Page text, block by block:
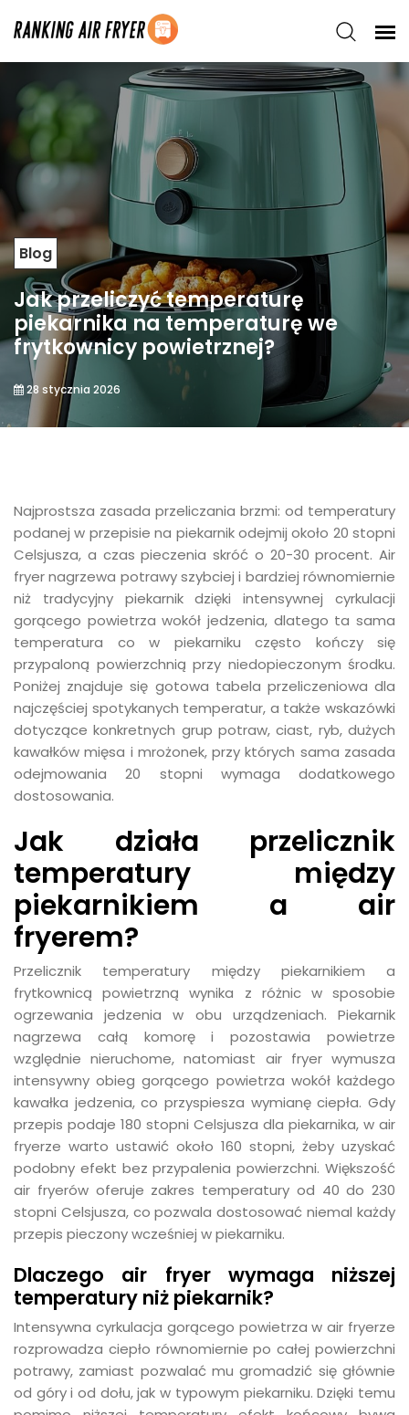
Blog
Jak przeliczyć temperaturę
piekarnika na temperaturę we
frytkownicy powietrznej?
28 stycznia 2026
Najprostsza zasada przeliczania brzmi: od temperatury
podanej w przepisie na piekarnik odejmij około 20 stopni
Celsjusza, a czas pieczenia skróć o 20-30 procent. Air
fryer nagrzewa potrawy szybciej i bardziej równomiernie
niż tradycyjny piekarnik dzięki intensywnej cyrkulacji
gorącego powietrza wokół jedzenia, dlatego ta sama
temperatura co w piekarniku często kończy się
przypaloną powierzchnią przy niedopieczonym środku.
Poniżej znajduje się gotowa tabela przeliczeniowa dla
najczęściej spotykanych temperatur, a także wskazówki
dotyczące konkretnych grup potraw, ciast, ryb, dużych
kawałków mięsa i mrożonek, przy których sama zasada
odejmowania 20 stopni wymaga dodatkowego
dostosowania.
Jak działa przelicznik
temperatury między
piekarnikiem a air
fryerem?
Przelicznik temperatury między piekarnikiem a
frytkownicą powietrzną wynika z różnic w sposobie
ogrzewania jedzenia w obu urządzeniach. Piekarnik
nagrzewa całą komorę i pozostawia powietrze
względnie nieruchome, natomiast air fryer wymusza
intensywny obieg gorącego powietrza wokół każdego
kawałka jedzenia, co przyspiesza wymianę ciepła. Gdy
przepis podaje 180 stopni Celsjusza dla piekarnika, w air
fryerze warto ustawić około 160 stopni, żeby uzyskać
podobny efekt bez przypalenia powierzchni. Większość
air fryerów oferuje zakres temperatury od 40 do 230
stopni Celsjusza, co pozwala dostosować niemal każdy
przepis pieczony wcześniej w piekarniku.
Dlaczego air fryer wymaga niższej
temperatury niż piekarnik?
Intensywna cyrkulacja gorącego powietrza w air fryerze
rozprowadza ciepło równomiernie po całej powierzchni
potrawy, zamiast pozwalać mu gromadzić się głównie
od góry i od dołu, jak w typowym piekarniku. Dzięki temu